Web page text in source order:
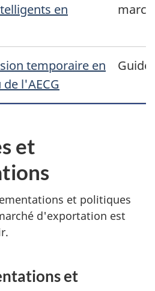
en
temporaire en
l'AECG
Guide
et
et politiques
d'exportation est
et